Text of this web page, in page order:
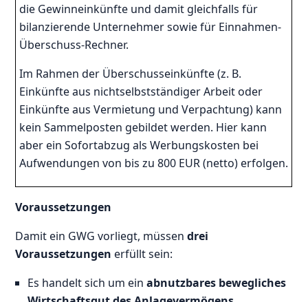
die Gewinneinkünfte und damit gleichfalls für
bilanzierende Unternehmer sowie für Einnahmen-
Überschuss-Rechner.
Im Rahmen der Überschusseinkünfte (z. B.
Einkünfte aus nichtselbstständiger Arbeit oder
Einkünfte aus Vermietung und Verpachtung) kann
kein Sammelposten gebildet werden. Hier kann
aber ein Sofortabzug als Werbungskosten bei
Aufwendungen von bis zu 800 EUR (netto) erfolgen.
Voraussetzungen
Damit ein GWG vorliegt, müssendrei
Voraussetzungen erfüllt sein:
Es handelt sich um einabnutzbares bewegliches